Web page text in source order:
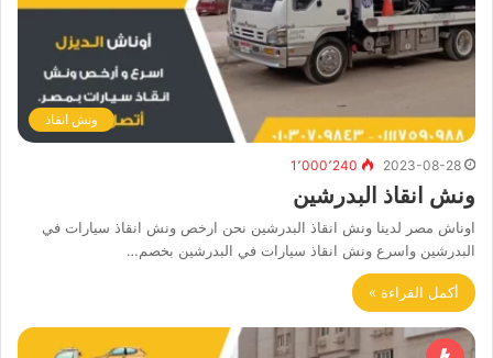
ونش انقاذ
2023-08-28 1٬000٬240
ونش انقاذ البدرشين
اوناش مصر لدينا ونش انقاذ البدرشين نحن ارخص ونش انقاذ سيارات في
البدرشين واسرع ونش انقاذ سيارات في البدرشين بخصم…
أكمل القراءة »